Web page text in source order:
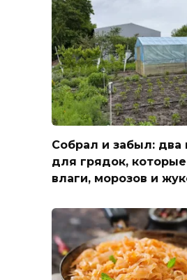
Собрал и забыл: два
для грядок,
влаги, морозов и